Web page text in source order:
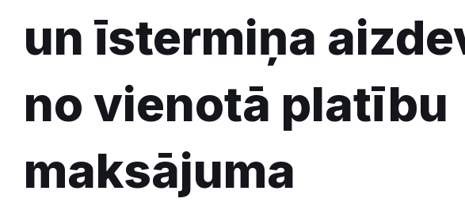
un īstermiņa
no vienotā platību
maksājuma